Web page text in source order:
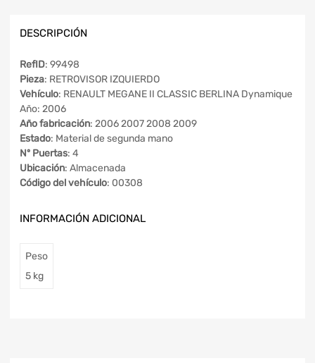
DESCRIPCIÓN
RefID: 99498
Pieza: RETROVISOR IZQUIERDO
Vehículo: RENAULT MEGANE II CLASSIC BERLINA Dynamique
Año: 2006
Año fabricación: 2006 2007 2008 2009
Estado: Material de segunda mano
Nº Puertas: 4
Ubicación: Almacenada
Código del vehículo: 00308
INFORMACIÓN ADICIONAL
Peso
5 kg